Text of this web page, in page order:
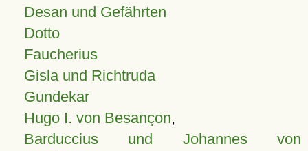
Desan und Gefährten
Dotto
Faucherius
Gisla und Richtruda
Gundekar
Hugo I. von Besançon,
Barduccius und Johannes von